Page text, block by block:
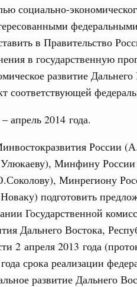
социально-
в Правительство
в государственную
развитие
соответствующей
апрель 2014 года.
России
Минфину
Минрегиону
подготовить
Государственной
Дальнего Востока,
2 апреля 2013 года
срока реализации
развитие Дальнего